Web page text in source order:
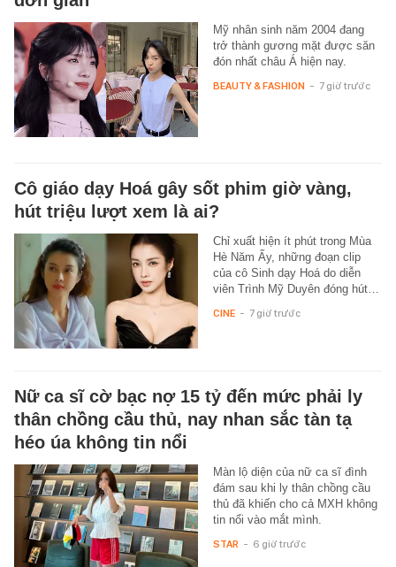
Mỹ nhân sinh năm 2004 đang
trở thành gương mặt được săn
đón nhất châu Á hiện nay.
BEAUTY & FASHION - 7 giờ trước
Cô giáo dạy Hoá gây sốt phim giờ vàng,
hút triệu lượt xem là ai?
Chỉ xuất hiện ít phút trong Mùa
Hè Năm Ấy, những đoạn clip
của cô Sinh dạy Hoá do diễn
viên Trình Mỹ Duyên đóng hút…
CINE - 7 giờ trước
Nữ ca sĩ cờ bạc nợ 15 tỷ đến mức phải ly
thân chồng cầu thủ, nay nhan sắc tàn tạ
héo úa không tin nổi
Màn lộ diện của nữ ca sĩ đình
đám sau khi ly thân chồng cầu
thủ đã khiến cho cả MXH không
tin nổi vào mắt mình.
STAR - 6 giờ trước